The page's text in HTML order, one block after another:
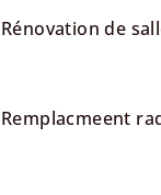
Rénovation de
Remplacmeent